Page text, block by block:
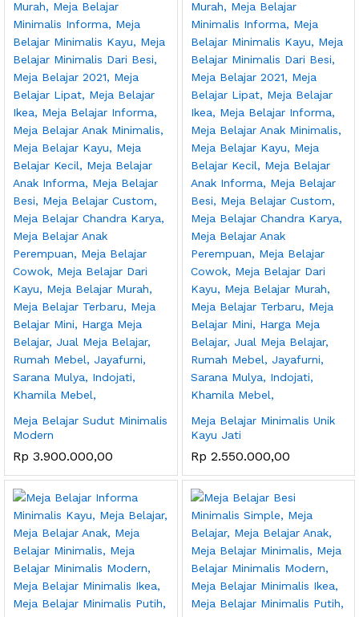
Meja Belajar Sudut Minimalis
Modern
Rp 3.900.000,00
Meja Belajar Minimalis Unik
Kayu Jati
Rp 2.550.000,00